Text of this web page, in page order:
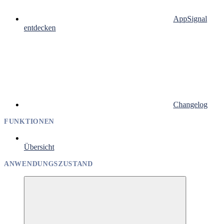
AppSignal
entdecken
Changelog
FUNKTIONEN
Übersicht
ANWENDUNGSZUSTAND